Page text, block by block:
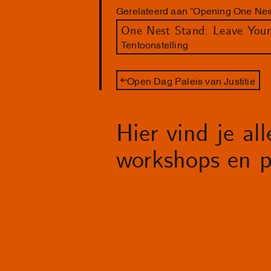
Gerelateerd aan “Opening One
One Nest Stand: Leave
Tentoonstelling
Open Dag Paleis van Justitie
Hier vind je
workshops en